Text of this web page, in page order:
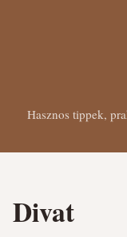
Hasznos tippek,
Divat